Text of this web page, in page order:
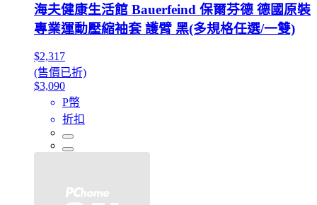
海夫健康生活館 Bauerfeind 保爾芬德 德國原裝
專業運動壓縮袖套 護臂 黑(多規格任選/一雙)
$2,317
(售價已折)
$3,090
P幣
折扣